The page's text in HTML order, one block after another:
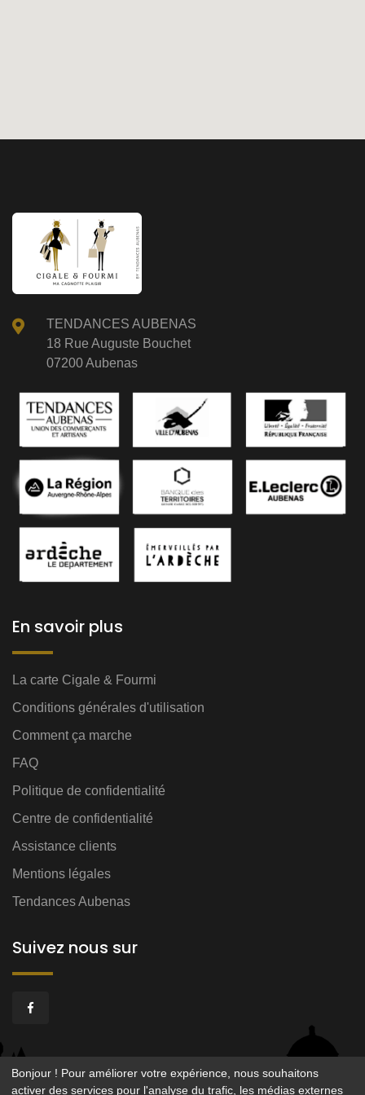
TENDANCES AUBENAS
18 Rue Auguste Bouchet
07200 Aubenas
En savoir plus
La carte Cigale & Fourmi
Conditions générales d'utilisation
Comment ça marche
FAQ
Politique de confidentialité
Centre de confidentialité
Assistance clients
Mentions légales
Tendances Aubenas
Suivez nous sur
Bonjour ! Pour améliorer votre expérience, nous souhaitons
activer des services pour l'analyse du trafic, les médias externes